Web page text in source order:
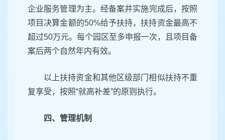
企业服务管理为主。经备案并实施完成后，按照
项目决算金额的50%给予扶持，扶持资金最高不
超过50万元。每个园区至多申报一次，且项目备
案后两个自然年内有效。
以上扶持资金和其他区级部门相似扶持不重
复享受，按照“就高补差”的原则执行。
四、管理机制